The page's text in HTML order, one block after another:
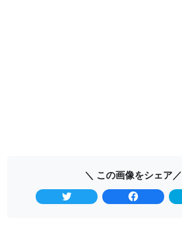
＼ この画像をシェア／